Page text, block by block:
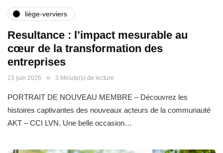
liège-verviers
Resultance : l’impact mesurable au
cœur de la transformation des
entreprises
23 juin 2026 3 Minute(s) de lecture
PORTRAIT DE NOUVEAU MEMBRE – Découvrez les
histoires captivantes des nouveaux acteurs de la communauté
AKT – CCI LVN. Une belle occasion…